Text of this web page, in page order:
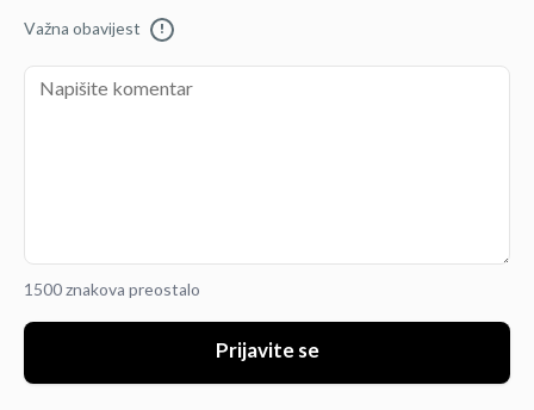
Važna obavijest !
1500 znakova preostalo
Prijavite se